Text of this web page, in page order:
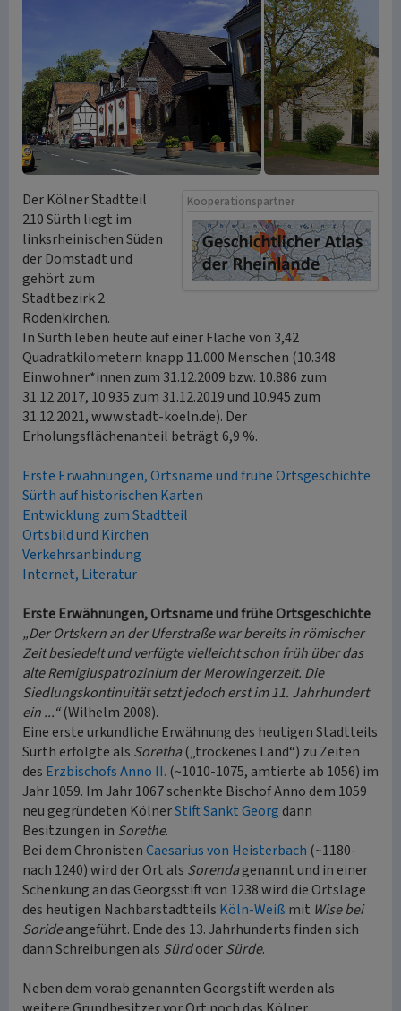
Kooperationspartner
Der Kölner Stadtteil
210 Sürth liegt im
linksrheinischen Süden
der Domstadt und
gehört zum
Stadtbezirk 2
Rodenkirchen.
In Sürth leben heute auf einer Fläche von 3,42
Quadratkilometern knapp 11.000 Menschen (10.348
Einwohner*innen zum 31.12.2009 bzw. 10.886 zum
31.12.2017, 10.935 zum 31.12.2019 und 10.945 zum
31.12.2021, www.stadt-koeln.de). Der
Erholungsflächenanteil beträgt 6,9 %.
Erste Erwähnungen, Ortsname und frühe Ortsgeschichte
Sürth auf historischen Karten
Entwicklung zum Stadtteil
Ortsbild und Kirchen
Verkehrsanbindung
Internet, Literatur
Erste Erwähnungen, Ortsname und frühe Ortsgeschichte
„Der Ortskern an der Uferstraße war bereits in römischer
Zeit besiedelt und verfügte vielleicht schon früh über das
alte Remigiuspatrozinium der Merowingerzeit. Die
Siedlungskontinuität setzt jedoch erst im 11. Jahrhundert
ein ...“(Wilhelm 2008).
Eine erste urkundliche Erwähnung des heutigen Stadtteils
Sürth erfolgte als Soretha(„trockenes Land“) zu Zeiten
des Erzbischofs Anno II. (~1010-1075, amtierte ab 1056) im
Jahr 1059. Im Jahr 1067 schenkte Bischof Anno dem 1059
neu gegründeten KölnerStift Sankt Georg dann
Besitzungen in Sorethe.
Bei dem ChronistenCaesarius von Heisterbach (~1180-
nach 1240) wird der Ort als Sorendagenannt und in einer
Schenkung an das Georgsstift von 1238 wird die Ortslage
des heutigen Nachbarstadtteils Köln-Weiß mit Wise bei
Sorideangeführt. Ende des 13. Jahrhunderts finden sich
dann Schreibungen als SürdoderSürde.
Neben dem vorab genannten Georgstift werden als